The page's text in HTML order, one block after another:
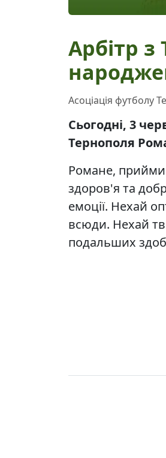
Арбітр
Асоціація футболу
Сьогодні, 3
Тернополя
Романе, прийми
здоров'я та
емоції. Нехай
всюди. Нехай
подальших